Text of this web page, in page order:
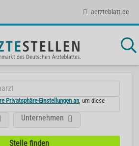
aerzteblatt.de
Privatsphäre-Einstellungen an , um diese
Unternehmen